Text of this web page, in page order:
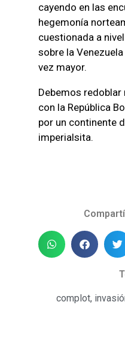
cayendo en las
hegemonía
cuestionada a
sobre la
vez mayor.
Debemos
con la República
por un continente
imperialsita.
complot,